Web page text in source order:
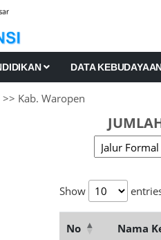
DATA
>> Kab. Waropen
Show
No Nama